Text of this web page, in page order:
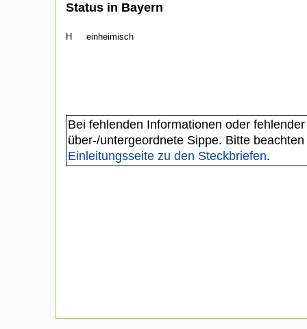
Status in Bayern
H einheimisch
Bei fehlenden Informationen oder
über-/untergeordnete Sippe. Bitte
Einleitungsseite zu den Steckbriefen.